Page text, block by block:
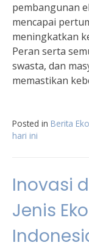
pembangunan
mencapai
meningkatkan
Peran serta
swasta, dan
memastikan
Posted in Berita
hari ini
Inovasi
Jenis